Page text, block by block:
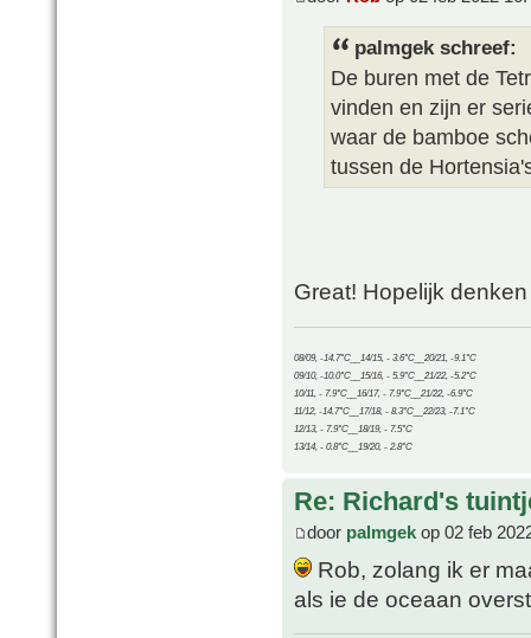
palmgek schreef:
De buren met de
vinden en zijn er
waar de bamboe
tussen de
Great! Hopelijk
08/09, -14.7°C__14/15, - 3.6°C__20/21, -9.1°C
09/10, -10.0°C__15/16, - 5.9°C__21/22, -5.2°C
10/11, - 7.9°C__16/17, - 7.9°C__21/22, -6.9°C
11/12, -14.7°C__17/18, - 8.3°C__22/23, -7.1°C
12/13, - 7.9°C__18/19, - 7.5°C
13/14, - 0.8°C__19/20, - 2.8°C
Re: Richard's
door palmgek op 02 feb
Rob, zolang ik er
als ie de oceaan